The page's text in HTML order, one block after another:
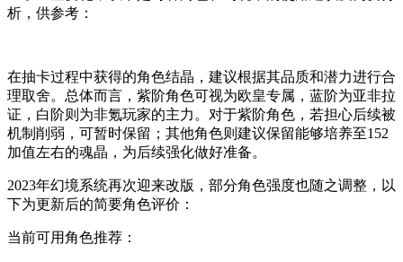
析，供参考：
在抽卡过程中获得的角色结晶，建议根据其品质和潜力进行合
理取舍。总体而言，紫阶角色可视为欧皇专属，蓝阶为亚非拉
证，白阶则为非氪玩家的主力。对于紫阶角色，若担心后续被
机制削弱，可暂时保留；其他角色则建议保留能够培养至152
加值左右的魂晶，为后续强化做好准备。
2023年幻境系统再次迎来改版，部分角色强度也随之调整，以
下为更新后的简要角色评价：
当前可用角色推荐：